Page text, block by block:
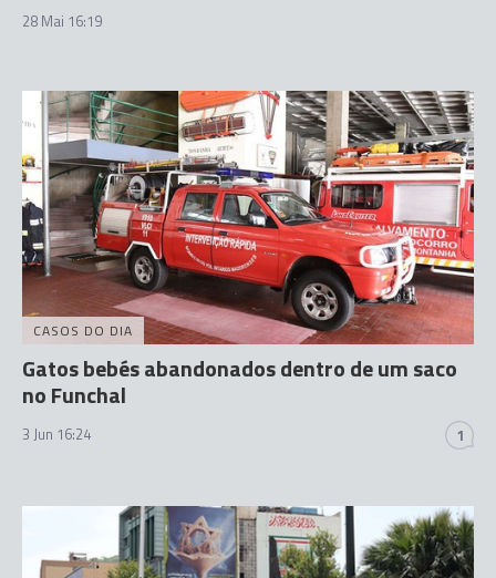
28 Mai 16:19
CASOS DO DIA
Gatos bebés abandonados dentro de um saco
no Funchal
3 Jun 16:24 1